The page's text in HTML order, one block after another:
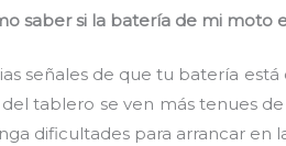
saber si la batería de mi moto
señales de que tu batería
del tablero se ven más tenues
dificultades para arrancar en